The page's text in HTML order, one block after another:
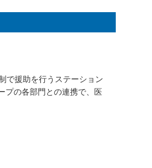
で援助を行うステーション
プの各部門との連携で、医